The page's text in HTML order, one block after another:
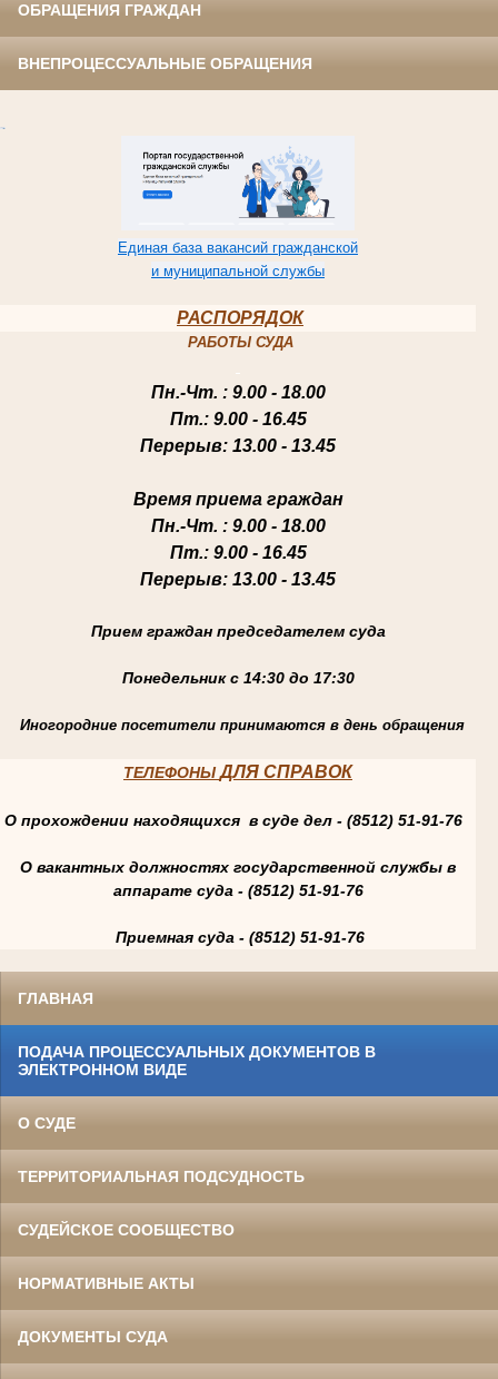
ОБРАЩЕНИЯ ГРАЖДАН
ВНЕПРОЦЕССУАЛЬНЫЕ ОБРАЩЕНИЯ
Единая база вакансий гражданской
и муниципальной службы
РАСПОРЯДОК
РАБОТЫ СУДА
Пн.-Чт. : 9.00 - 18.00
Пт.: 9.00 - 16.45
Перерыв: 13.00 - 13.45
Время приема граждан
Пн.-Чт. : 9.00 - 18.00
Пт.: 9.00 - 16.45
Перерыв: 13.00 - 13.45
Прием граждан председателем суда
Понедельник с 14:30 до 17:30
Иногородние посетители принимаются в день обращения
ТЕЛЕФОНЫДЛЯ СПРАВОК
О прохождении находящихся в суде дел - (8512) 51-91-76
О вакантных должностях государственной службы в
аппарате суда - (8512) 51-91-76
Приемная суда - (8512) 51-91-76
ГЛАВНАЯ
ПОДАЧА ПРОЦЕССУАЛЬНЫХ ДОКУМЕНТОВ В
ЭЛЕКТРОННОМ ВИДЕ
О СУДЕ
ТЕРРИТОРИАЛЬНАЯ ПОДСУДНОСТЬ
СУДЕЙСКОЕ СООБЩЕСТВО
НОРМАТИВНЫЕ АКТЫ
ДОКУМЕНТЫ СУДА